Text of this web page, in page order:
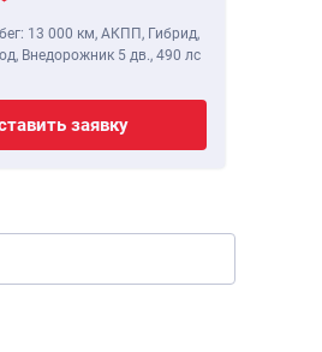
13 000 км, АКПП, Гибрид,
Внедорожник 5 дв., 490 лс
заявку